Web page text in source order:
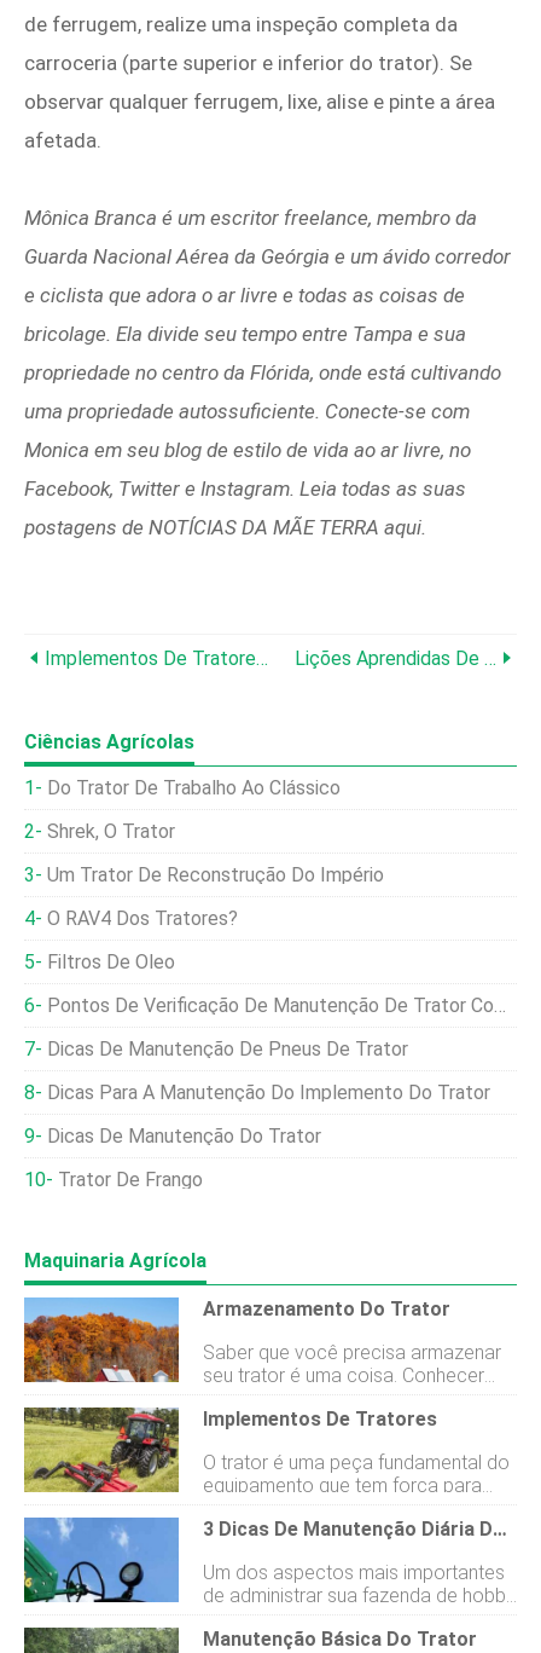
de ferrugem, realize uma inspeção completa da
carroceria (parte superior e inferior do trator). Se
observar qualquer ferrugem, lixe, alise e pinte a área
afetada.
Mônica Branca é um escritor freelance, membro da
Guarda Nacional Aérea da Geórgia e um ávido corredor
e ciclista que adora o ar livre e todas as coisas de
bricolage. Ela divide seu tempo entre Tampa e sua
propriedade no centro da Flórida, onde está cultivando
uma propriedade autossuficiente. Conecte-se com
Monica em seu blog de estilo de vida ao ar livre, no
Facebook, Twitter e Instagram. Leia todas as suas
postagens de NOTÍCIAS DA MÃE TERRA aqui.
Implementos De Tratores Que Economizam Mão De Obra Lições Aprendidas De 23 Anos De Propriedade Rural Nas Montanhas
Ciências Agrícolas
Do Trator De Trabalho Ao Clássico
Shrek, O Trator
Um Trator De Reconstrução Do Império
O RAV4 Dos Tratores?
Filtros De Óleo
Pontos De Verificação De Manutenção De Trator Comuns.
Dicas De Manutenção De Pneus De Trator
Dicas Para A Manutenção Do Implemento Do Trator
Dicas De Manutenção Do Trator
Trator De Frango
Maquinaria Agrícola
Armazenamento Do Trator
Saber que você precisa armazenar
seu trator é uma coisa. Conhecer
todos os passos adequados é
outra. É importante tomar os
seus equipamentos agrícolas. Ele
ajuda a prolongar a vida útil do
veículo, reduz a necessidade de
reparos dispendiosos e o deixa
pronto para ser usado na primavera.
Mas pode ser difícil manter todas as
etapas corretas, e é por isso que
criamos este guia para iniciantes
Implementos De Tratores
O trator é uma peça fundamental do
equipamento que tem força para
lidar com o trabalho agrícola, de
construção e de manutenção do
sem o implemento certo. Mesmo os
proprietários e operadores de
tratores mais experientes podem
não saber até que ponto a seleção
3 Dicas De Manutenção Diária Do Trator
Um dos aspectos mais importantes
de administrar sua fazenda de hobby
é o equipamento que você tem nela.
Para aqueles que desejam trabalhar
Manutenção Básica Do Trator